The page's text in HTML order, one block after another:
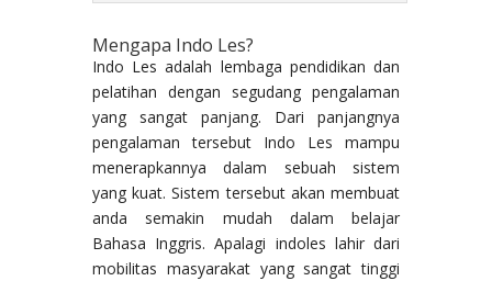
Mengapa Indo Les?
Indo Les adalah lembaga pendidikan dan
pelatihan dengan segudang pengalaman
yang sangat panjang. Dari panjangnya
pengalaman tersebut Indo Les mampu
menerapkannya dalam sebuah sistem
yang kuat. Sistem tersebut akan membuat
anda semakin mudah dalam belajar
Bahasa Inggris. Apalagi indoles lahir dari
mobilitas masyarakat yang sangat tinggi